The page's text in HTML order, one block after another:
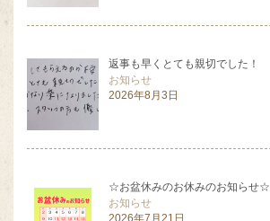
返事も早くとても親切でした！
お知らせ
2026年8月3日
☆お盆休みのお休みのお知らせ☆
お知らせ
2026年7月21日